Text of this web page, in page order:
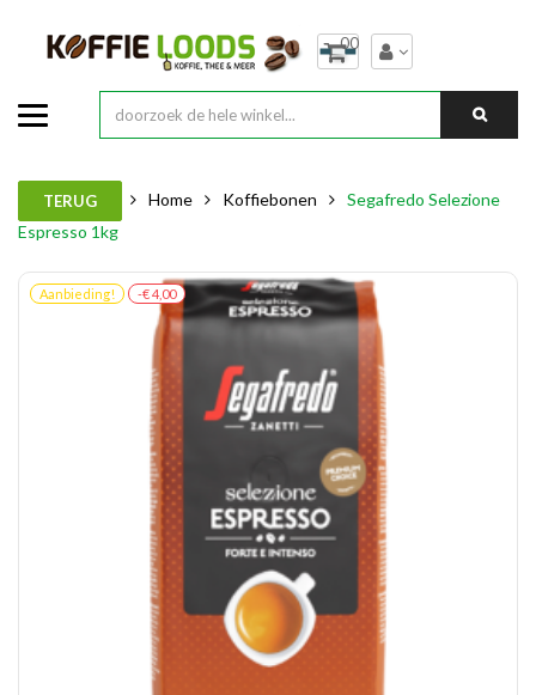
00
TERUG Home Koffiebonen
Segafredo Selezione
Espresso 1kg
Aanbieding! -€ 4,00